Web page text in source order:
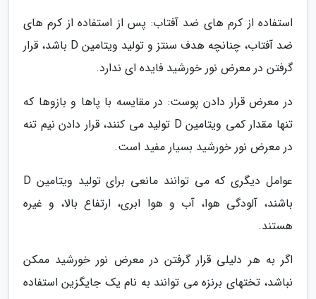
استفاده از کرم های ضد آفتاب: پس از استفاده از کرم های
ضد آفتاب، چنانچه هدف سنتز و تولید ویتامین D باشد، قرار
گرفتن در معرض نور خورشید فایده ای ندارد.
در معرض قرار دادن پوست: در مقایسه با پاها و بازوها که
تنها مقدار کمی ویتامین D تولید می کنند، قرار دادن نیم تنه
در معرض نور خورشید بسیار مفید است.
عوامل دیگری که می توانند مانعی برای تولید ویتامین D
باشند، آلودگی هوا، آب و هوا ابری، ارتفاع بالا، و غیره
هستند.
اگر به هر دلیلی قرار گرفتن در معرض نور خورشید ممکن
نباشد، تختهای برنزه می توانند به نام یک جایگزین استفاده